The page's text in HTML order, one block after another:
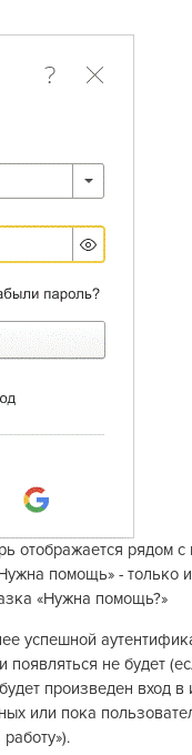
отображается рядом
помощь» - только
«Нужна помощь?»
успешной
не будет
произведен вход
или пока